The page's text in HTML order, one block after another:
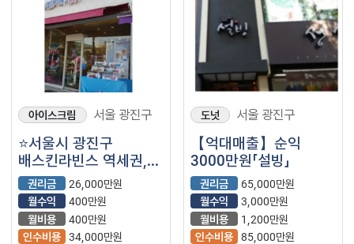
아이스크림 서울 광진구
⭐서울시 광진구
배스킨라빈스 역세권,
대학가, 대단지 아파트
좋은 입지로 실수요층
인구가 많은
지역입니다.
권리금
26,000만원
월수익
400만원
월비용
400만원
인수비용 34,000만원
도넛 서울 광진구
【억대매출】순익
3000만원「설빙」
권리금
65,000만원
월수익
3,000만원
월비용
1,200만원
인수비용 85,000만원